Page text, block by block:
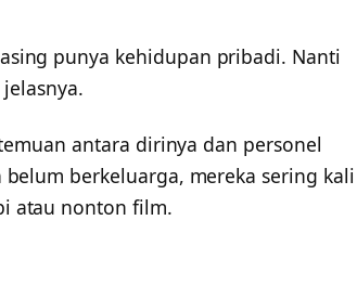
punya kehidupan pribadi. Nanti
antara dirinya dan personel
berkeluarga, mereka sering kali
atau nonton film.